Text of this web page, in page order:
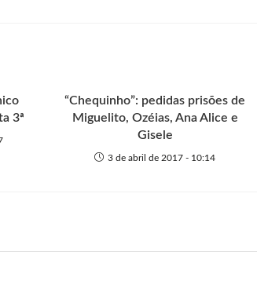
3ª
“Chequinho”: pedidas prisões de
Miguelito, Ozéias, Ana Alice e
Gisele
3 de abril de 2017 - 10:14